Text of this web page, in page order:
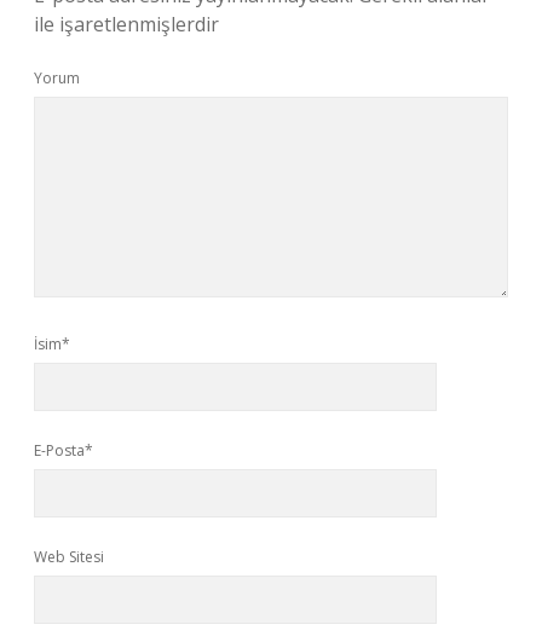
ile işaretlenmişlerdir
Yorum
İsim*
E-Posta*
Web Sitesi